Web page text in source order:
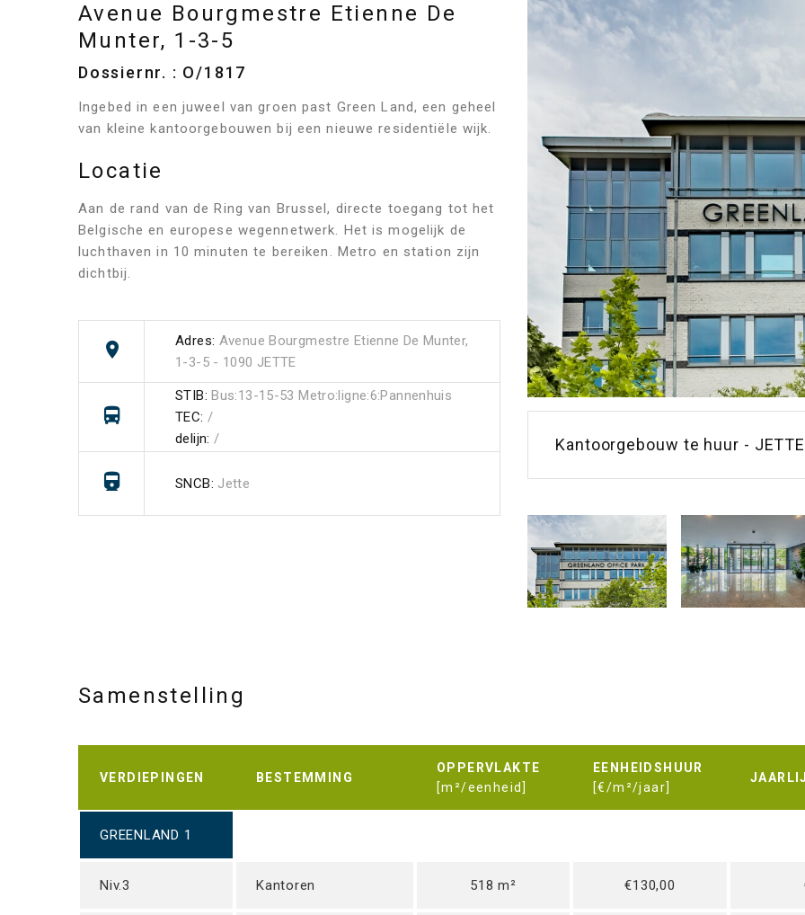
Kantoorgebouw te huur -
Avenue Bourgmestre Etienne De
Munter, 1-3-5
Dossiernr. : O/1817
Ingebed in een juweel van groen past Green Land, een geheel
van kleine kantoorgebouwen bij een nieuwe residentiële wijk.
Locatie
Aan de rand van de Ring van Brussel, directe toegang tot het
Belgische en europese wegennetwerk. Het is mogelijk de
luchthaven in 10 minuten te bereiken. Metro en station zijn
dichtbij.
Adres: Avenue Bourgmestre Etienne De Munter,
1-3-5 - 1090 JETTE
STIB: Bus:13-15-53 Metro:ligne:6:Pannenhuis
TEC: /
delijn: /
SNCB: Jette
Samenstelling
VERDIEPINGEN BESTEMMING
OPPERVLAKTE
[m²/eenheid]
EENHEIDSHUUR
[€/m²/jaar]
GREENLAND 1
Niv.3 Kantoren 518 m² €130,00